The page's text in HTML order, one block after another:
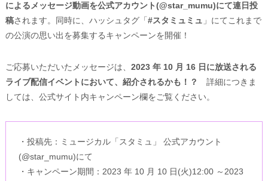
によるメッセージ動画を公式アカウント(@star_mumu)にて連日投
稿されます。同時に、ハッシュタグ「 #スタミュミュ 」にてこれまで
の公演の思い出を募集するキャンペーンを開催！
ご応募いただいたメッセージは、 2023 年 10 月 16 日に放送される
ライブ配信イベントにおいて、紹介されるかも！？
詳細につきま
しては、公式サイト内キャンペーン欄をご覧ください。
・投稿先：ミュージカル「スタミュ」 公式アカウント
(@star_mumu)にて
・キャンペーン期間：2023 年 10 月 10 日(火)12:00 ～2023